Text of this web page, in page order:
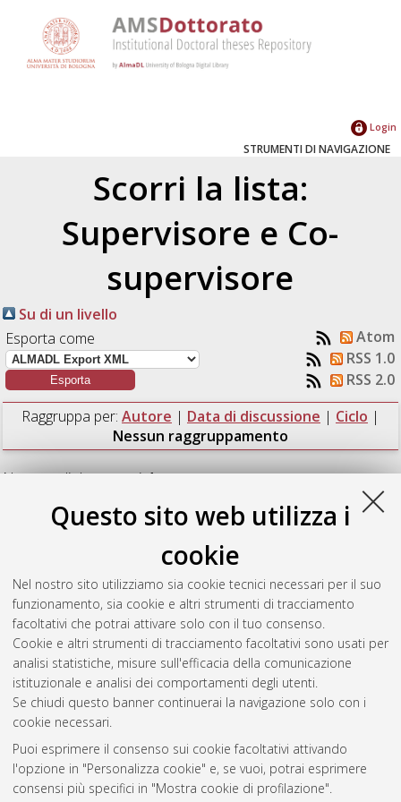
Questo sito web utilizza i
cookie
Nel nostro sito utilizziamo sia cookie tecnici necessari per il suo
funzionamento, sia cookie e altri strumenti di tracciamento
facoltativi che potrai attivare solo con il tuo consenso.
Cookie e altri strumenti di tracciamento facoltativi sono usati per
analisi statistiche, misure sull'efficacia della comunicazione
istituzionale e analisi dei comportamenti degli utenti.
Se chiudi questo banner continuerai la navigazione solo con i
cookie necessari.
Puoi esprimere il consenso sui cookie facoltativi attivando
l'opzione in "Personalizza cookie" e, se vuoi, potrai esprimere
consensi più specifici in "Mostra cookie di profilazione".
Login
STRUMENTI DI NAVIGAZIONE
Scorri la lista:
Supervisore e Co-
supervisore
Su di un livello
Esporta come
Atom
RSS 1.0
RSS 2.0
Raggruppa per: Autore | Data di discussione | Ciclo |
Nessun raggruppamento
Numero di documenti:1.
Panzacchi, Manuela (2007)The ecology of red fox predation
on roe deer fawns with respect to population density, habitat
, [Dissertation thesis], Alma Mater
Studiorum Università di Bologna. Dottorato di ricerca in
Biologia animale, 18 Ciclo. DOI
10.6092/unibo/amsdottorato/581.
Questa lista e' stata generata il Thu Aug 6 20:45:40 2026
Atom
Rss 1.0
Rss 2.0